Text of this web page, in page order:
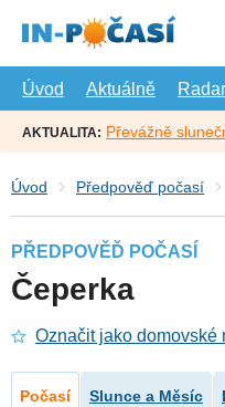
hlavní
Úvod
Aktuálně Radar
AKTUALITA: Převážně
Úvod Předpověď počasí
PŘEDPOVĚĎ POČASÍ
Čeperka
Označit jako domovské
Počasí Slunce a Měsíc